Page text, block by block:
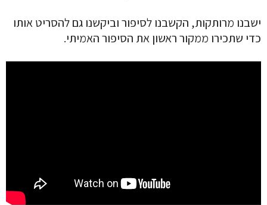
ישבנו מרותקות, הקשבנו לסיפור וביקשנו גם להסריט אותו
כדי שתכירו ממקור ראשון את הסיפור האמיתי.